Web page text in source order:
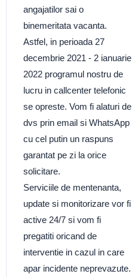
angajatilor sai o
binemeritata vacanta.
Astfel, in perioada 27
decembrie 2021 - 2 ianuarie
2022 programul nostru de
lucru in callcenter telefonic
se opreste. Vom fi alaturi de
dvs prin email si WhatsApp
cu cel putin un raspuns
garantat pe zi la orice
solicitare.
Serviciile de mentenanta,
update si monitorizare vor fi
active 24/7 si vom fi
pregatiti oricand de
interventie in cazul in care
apar incidente neprevazute.